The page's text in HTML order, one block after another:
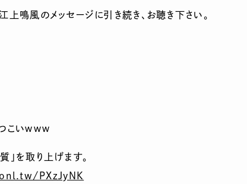
上鳴風のメッセージに引き続き、お聴き下さい。
こいｗｗｗ
」を取り上げます。
PXzJyNK